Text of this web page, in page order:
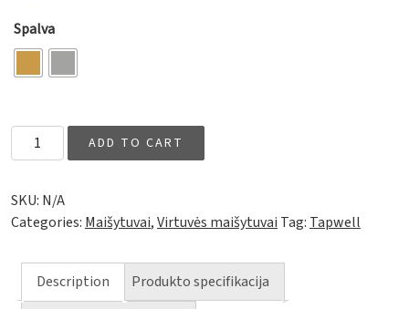
Spalva
Virtuvės maišytuvas FME181 quantity
ADD TO CART
SKU: N/A
Categories: Maišytuvai,Virtuvės maišytuvai Tag: Tapwell
Description
Produkto specifikacija